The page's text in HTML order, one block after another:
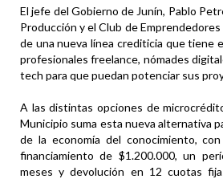
El jefe del Gobierno de Junín, Pablo
Producción y el Club de
de una nueva línea crediticia que tiene
profesionales freelance, nómades
tech para que puedan potenciar sus
A las distintas opciones de
Municipio suma esta nueva alternativa
de la economía del conocimiento,
financiamiento de $1.200.000, un
meses y devolución en 12 cuotas